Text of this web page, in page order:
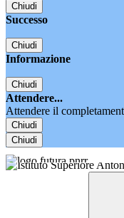
Chiudi
Successo
Chiudi
Informazione
Chiudi
Attendere...
Attendere il
Chiudi
Chiudi